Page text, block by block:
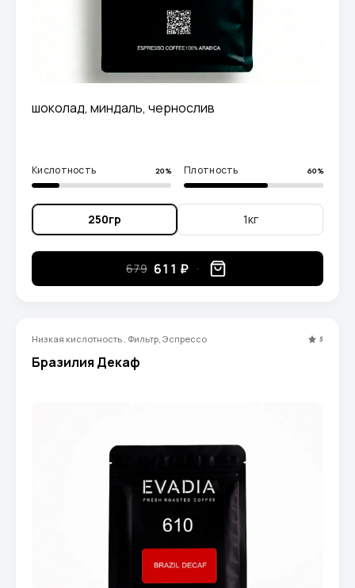
шоколад, миндаль, чернослив
Кислотность 20% Плотность 60%
250гр 1кг
679 611 ₽
Низкая кислотность , Фильтр, Эспрессо 5
Бразилия Декаф